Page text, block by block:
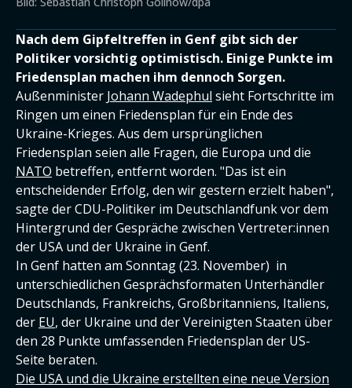
Nach dem Gipfeltreffen in Genf gibt sich der
Politiker vorsichtig optimistisch. Einige Punkte im
Friedensplan machen ihm dennoch Sorgen.
Außenminister Johann Wadephul sieht Fortschritte im
Ringen um einen Friedensplan für ein Ende des
Ukraine-Krieges. Aus dem ursprünglichen
Friedensplan seien alle Fragen, die Europa und die
NATO betreffen, entfernt worden. "Das ist ein
entscheidender Erfolg, den wir gestern erzielt haben",
sagte der CDU-Politiker im Deutschlandfunk vor dem
Hintergrund der Gespräche zwischen Vertreter:innen
der USA und der Ukraine in Genf.
In Genf hatten am Sonntag (23. November) in
unterschiedlichen Gesprächsformaten Unterhändler
Deutschlands, Frankreichs, Großbritanniens, Italiens,
der EU, der Ukraine und der Vereinigten Staaten über
den 28 Punkte umfassenden Friedensplan der US-
Seite beraten.
Die USA und die Ukraine erstellten eine neue Version